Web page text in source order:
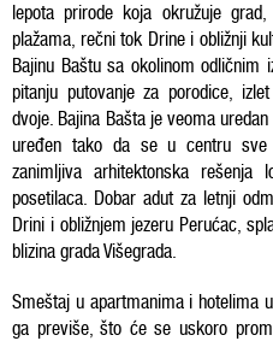
lepota prirode koja okružuje
plažama, rečni tok Drine i obližnji
Bajinu Baštu sa okolinom odličnim
pitanju putovanje za porodice,
dvoje. Bajina Bašta je veoma
uređen tako da se u centru
zanimljiva arhitektonska rešenja
posetilaca. Dobar adut za letnji
Drini i obližnjem jezeru Perućac,
blizina grada Višegrada.
Smeštaj u apartmanima i hotelima
ga previše, što će se uskoro